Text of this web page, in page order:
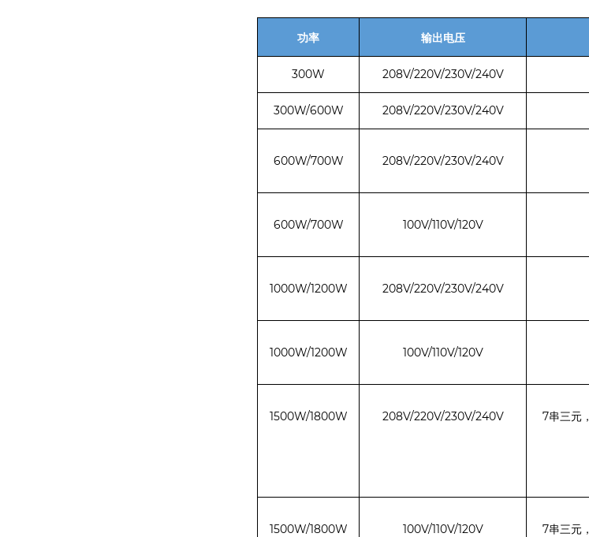
功率 输出电压
300W 208V/220V/230V/240V
300W/600W 208V/220V/230V/240V
600W/700W 208V/220V/230V/240V
600W/700W 100V/110V/120V
1000W/1200W 208V/220V/230V/240V
1000W/1200W 100V/110V/120V
1500W/1800W 208V/220V/230V/240V 7串三元，
1500W/1800W 100V/110V/120V 7串三元，